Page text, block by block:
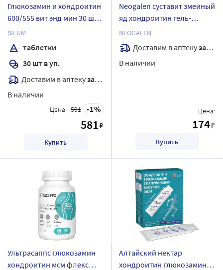
Глюкозамин и хондроитин
600/555 вит энд мин 30 шт.
таблетки массой 1445 мг
SILUM
таблетки
30 шт в уп.
Доставим в аптекузавтра
В наличии
Цена: 591 1
581₽
Купить
Neogalen суставит змеиный
яд хондроитин гель-
бальзам для тела 125 мл
NEOGALEN
Доставим в аптекузавтра
В наличии
Цена:
174₽
Купить
Ультрасаппс глюкозамин
хондроитин мсм флекс
Алтайский нектар
хондроитин глюкозамин